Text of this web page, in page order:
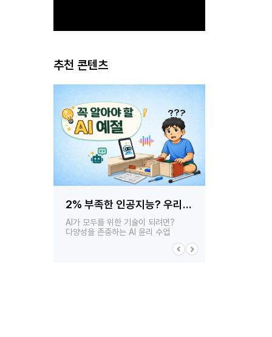
추천 콘텐츠
2% 부족한 인공지능? 우리는
‘모두를 위한 AI'가 필요해!
AI가 모두를 위한 기술이 되려면?
다양성을 존중하는 AI 윤리 수업
이름부터 주소까지… AI
정보를 공유하는 중?
AI 시대, 내 개인정보는 안전한
챗봇이 수집하는 데이터의 실체